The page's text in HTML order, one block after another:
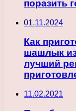
поразить
01.11.2024
Как
шашлык
лучший
11.02.2021